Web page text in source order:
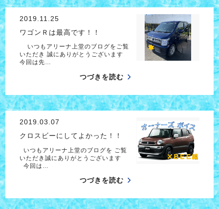
2019.11.25
ワゴンＲは最高です！！
いつもアリーナ上堂のブログをご覧
いただき 誠にありがとうございます
今回は先…
つづきを読む
2019.03.07
クロスビーにしてよかった！！
いつもアリーナ上堂のブログを ご覧
いただき誠にありがとうございます
今回は…
つづきを読む